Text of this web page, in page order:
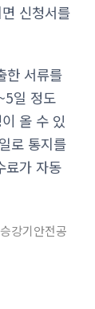
신청서를
한 서류를
일 정도
올 수 있
로 통지를
료가 자동
강기안전공